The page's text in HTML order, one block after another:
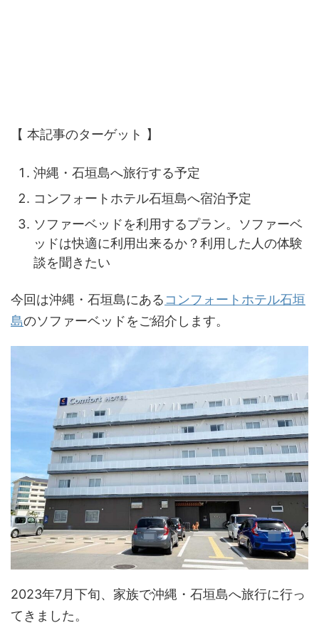
【 本記事のターゲット 】
沖縄・石垣島へ旅行する予定
コンフォートホテル石垣島へ宿泊予定
ソファーベッドを利用するプラン。ソファーベ
ッドは快適に利用出来るか？利用した人の体験
談を聞きたい
今回は沖縄・石垣島にあるコンフォートホテル石垣
島のソファーベッドをご紹介します。
2023年7月下旬、家族で沖縄・石垣島へ旅行に行っ
てきました。